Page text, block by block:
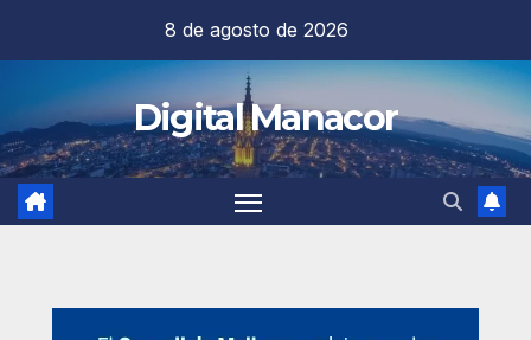
contenido
8 de agosto de 2026
Digital Manacor